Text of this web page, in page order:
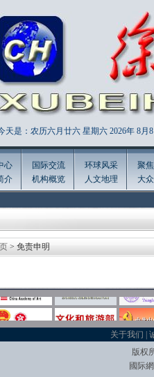
天是：农历六月廿六 星期六 2026年 8月
心
介
国际交流
机构概览
环球风采
人文地理
聚
大
> 免责申明
关于我们
版权
國际